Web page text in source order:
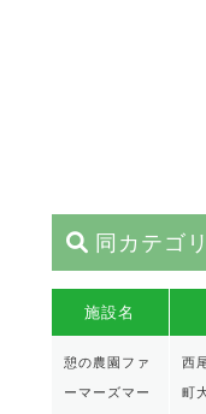
同カテゴ
施設名
憩の農園ファ
ーマーズマー
西
町